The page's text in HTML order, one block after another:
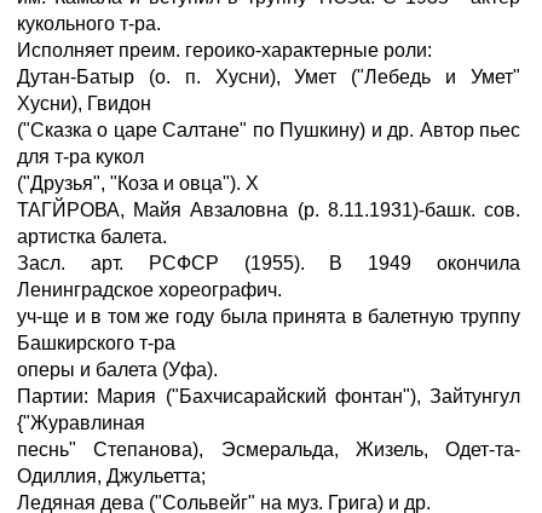
кукольного т-ра.
Исполняет преим. героико-характерные роли:
Дутан-Батыр (о. п. Хусни), Умет ("Лебедь и Умет"
Хусни), Гвидон
("Сказка о царе Салтане" по Пушкину) и др. Автор пьес
для т-ра кукол
("Друзья", "Коза и овца"). X
ТАГЙРОВА, Майя Авзаловна (р. 8.11.1931)-башк. сов.
артистка балета.
Засл. арт. РСФСР (1955). В 1949 окончила
Ленинградское хореографич.
уч-ще и в том же году была принята в балетную труппу
Башкирского т-ра
оперы и балета (Уфа).
Партии: Мария ("Бахчисарайский фонтан"), Зайтунгул
{"Журавлиная
песнь" Степанова), Эсмеральда, Жизель, Одет-та-
Одиллия, Джульетта;
Ледяная дева ("Сольвейг" на муз. Грига) и др.